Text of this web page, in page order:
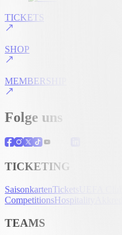
TICKETS
SHOP
MEMBERSHIP
Folge uns
TICKETING
SaisonkartenTickets
CompetitionsHospitality
TEAMS